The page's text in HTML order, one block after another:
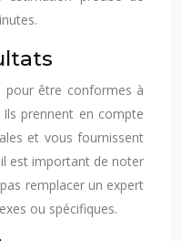
pour être conformes à
prennent en compte
et vous fournissent
est important de noter
remplacer un expert
ou spécifiques.